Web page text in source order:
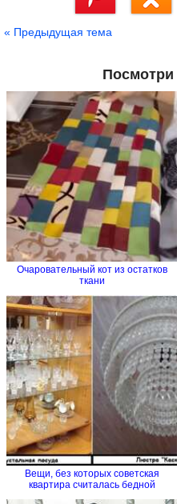
« Предыдущая тема
Очаровательный кот из остатков
ткани
Вещи, без которых советская
квартира считалась бедной